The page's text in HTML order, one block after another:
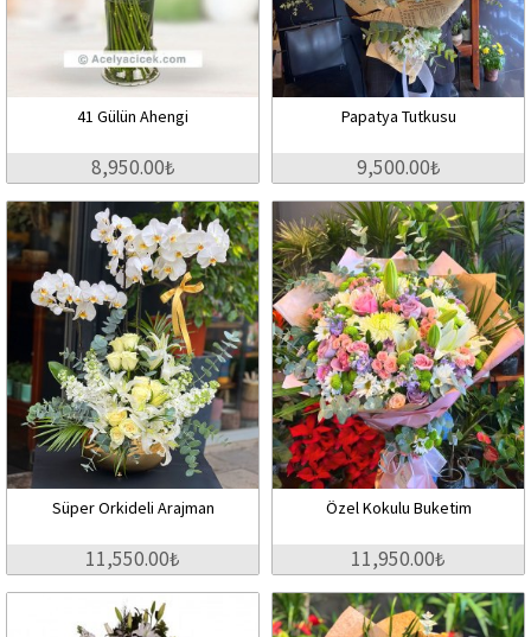
41 Gülün Ahengi
8,950.00₺
Papatya Tutkusu
9,500.00₺
Süper Orkideli Arajman
11,550.00₺
Özel Kokulu Buketim
11,950.00₺